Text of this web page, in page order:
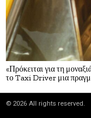
«Πρόκειται για τη
το Taxi Driver μια
© 2026 All rights reserved.